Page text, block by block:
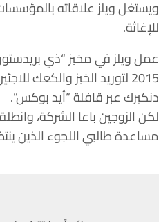
ويستغل ويلز علاقاته
للإغاثة.
2015 لتوريد الخبز
دنكيرك عبر قافلة “أيد بوكس”.
لكن الزوجين باعا الشركة،
مساعدة طالبي اللجوء الذين